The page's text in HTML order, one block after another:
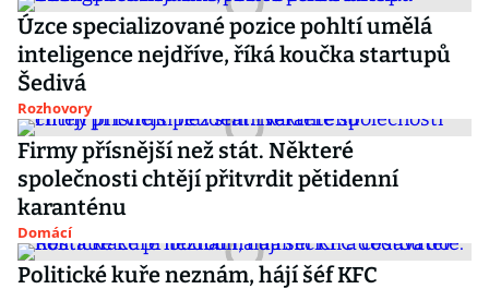
Úzce specializované pozice pohltí umělá
inteligence nejdříve, říká koučka startupů
Šedivá
Rozhovory
Firmy přísnější než stát. Některé
společnosti chtějí přitvrdit pětidenní
karanténu
Domácí
Politické kuře neznám, hájí šéf KFC